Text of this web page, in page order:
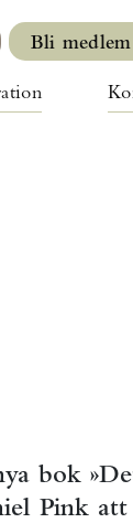
Bli medlem
bok
Pink att